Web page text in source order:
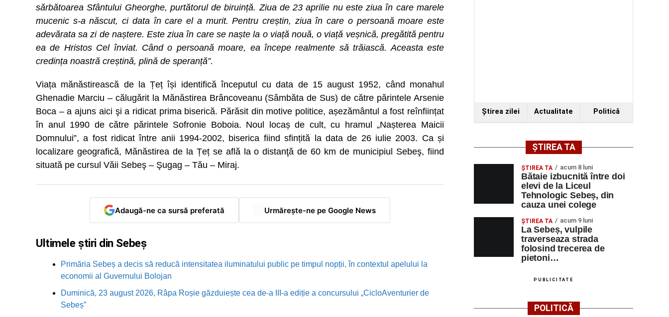
sărbătoarea Sfântului Gheorghe, purtătorul de biruință. Ziua de 23 aprilie nu este ziua în care marele
mucenic s-a născut, ci data în care el a murit. Pentru creștin, ziua în care o persoană moare este
adevărata sa zi de naștere. Este ziua în care se naște la o viață nouă, o viață veșnică, pregătită pentru
ea de Hristos Cel înviat. Când o persoană moare, ea începe realmente să trăiască. Aceasta este
credința noastră creștină, plină de speranță”.
Viața mănăstirească de la Țeț își identifică începutul cu data de 15 august 1952, când monahul
Ghenadie Marciu – călugărit la Mănăstirea Brâncoveanu (Sâmbăta de Sus) de către părintele Arsenie
Boca – a ajuns aici şi a ridicat prima biserică. Părăsit din motive politice, așezământul a fost reînființat
în anul 1990 de către părintele Sofronie Boboia. Noul locaș de cult, cu hramul „Nașterea Maicii
Domnului”, a fost ridicat între anii 1994-2002, biserica fiind sfințită la data de 26 iulie 2003. Ca și
localizare geografică, Mănăstirea de la Țeț se află la o distanţă de 60 km de municipiul Sebeş, fiind
situată pe cursul Văii Sebeş – Şugag – Tău – Miraj.
Adaugă-ne ca sursă preferată Urmărește-ne pe Google News
Ultimele știri din Sebeș
Primăria Sebeș a decis să reducă intensitatea iluminatului public pe timpul nopții, în contextul apelului la
economii al Guvernului Bolojan
Duminică, 23 august 2026, Râpa Roșie găzduiește cea de-a III-a ediție a concursului „CicloAventurier de
Sebeș”
Ştirea zilei Actualitate Politică
ȘTIREA TA
ŞTIREA TA acum 8 luni
Bătaie izbucnită între doi
elevi de la Liceul
Tehnologic Sebeș, din
cauza unei colege
ŞTIREA TA acum 9 luni
La Sebeș, vulpile
traverseaza strada
folosind trecerea de
pietoni…
PUBLICITATE
POLITICĂ